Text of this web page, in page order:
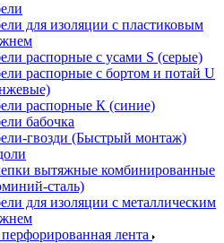
для изоляции с пластиковым
распорные с усами S (серые)
распорные c бортом и потай U
распорные К (синие)
бабочка
гвозди (Быстрый монтаж)
вытяжные комбинированные
сталь)
для изоляции с металлическим
лента